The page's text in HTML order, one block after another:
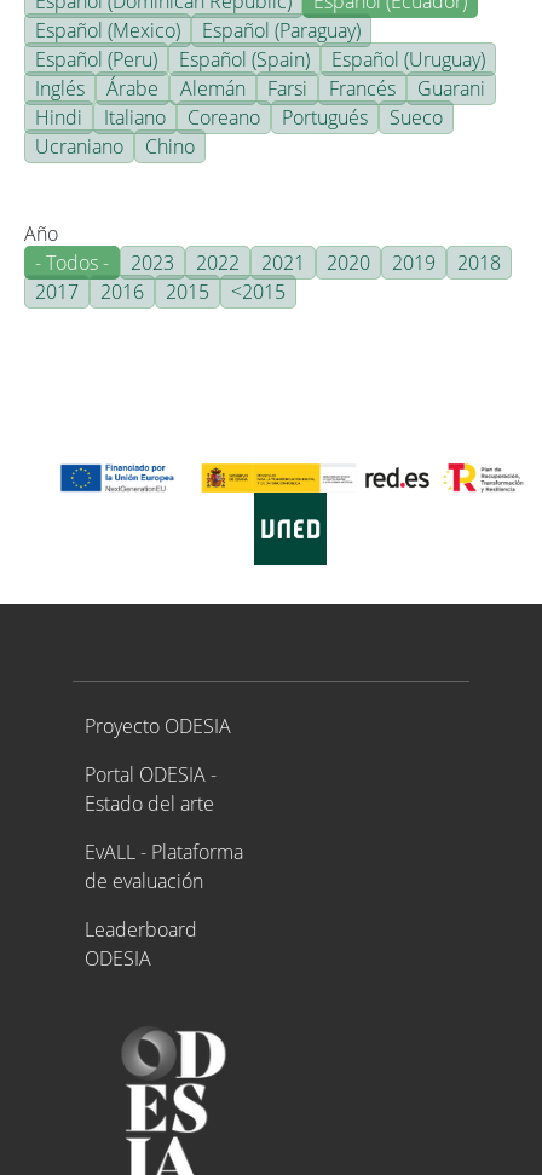
Español (Mexico)
Español (Paraguay)
Español (Peru)
Español (Spain)
Español (Uruguay)
Inglés
Árabe Alemán Farsi Francés
Guarani
Hindi
Italiano Coreano Portugués
Sueco
Ucraniano
Chino
Año
- Todos -
2023 2022 2021 2020 2019
2018
2017
2016 2015 <2015
Proyecto ODESIA
Proyecto ODESIA
Portal ODESIA -
Estado del arte
EvALL - Plataforma
de evaluación
Leaderboard
ODESIA